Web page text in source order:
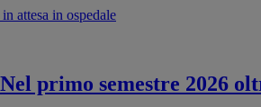
primo semestre 2026